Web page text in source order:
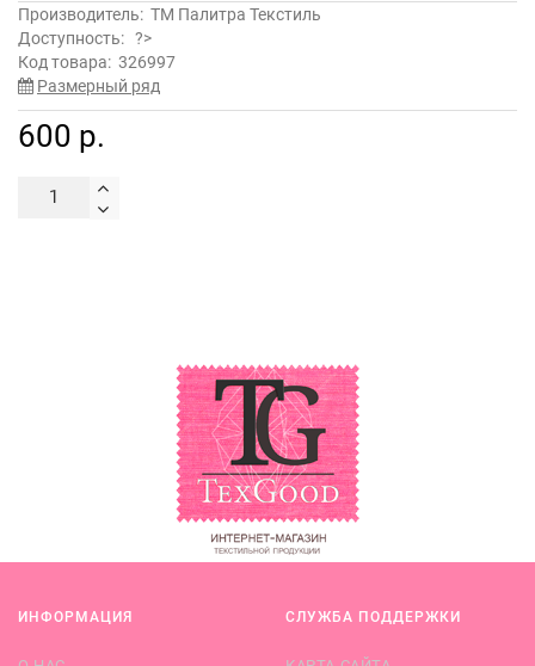
Производитель: ТМ Палитра Текстиль
Доступность: ?>
Код товара: 326997
Размерный ряд
600 р.
ИНФОРМАЦИЯ СЛУЖБА ПОДДЕРЖКИ